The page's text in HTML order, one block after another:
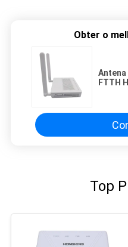
Obter o
Antena
FTTH
Top